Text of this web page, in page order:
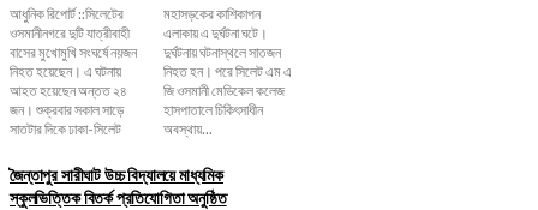
আধুনিক রিপোর্ট ::সিলেটের
ওসমানীনগরে দুটি যাত্রীবাহী
বাসের মুখোমুখি সংঘর্ষে নয়জন
নিহত হয়েছেন। এ ঘটনায়
আহত হয়েছেন অন্তত ২৪
জন। শুক্রবার সকাল সাড়ে
সাতটার দিকে ঢাকা-সিলেট
মহাসড়কের কাশিকাপন
এলাকায় এ দুর্ঘটনা ঘটে।
দুর্ঘটনায় ঘটনাস্থলে সাতজন
নিহত হন। পরে সিলেট এম এ
জি ওসমানী মেডিকেল কলেজ
হাসপাতালে চিকিৎসাধীন
অবস্থায়...
জৈন্তাপুর সারীঘাট উচ্চ বিদ্যালয়ে মাধ্যমিক
স্কুলভিত্তিক বিতর্ক প্রতিযোগিতা অনুষ্ঠিত